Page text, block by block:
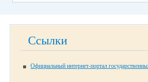
Ссылки
Официальный интернет-портал